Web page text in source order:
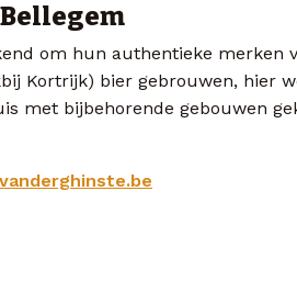
om hun authentieke merken
Kortrijk) bier gebrouwen, hier
met bijbehorende gebouwen